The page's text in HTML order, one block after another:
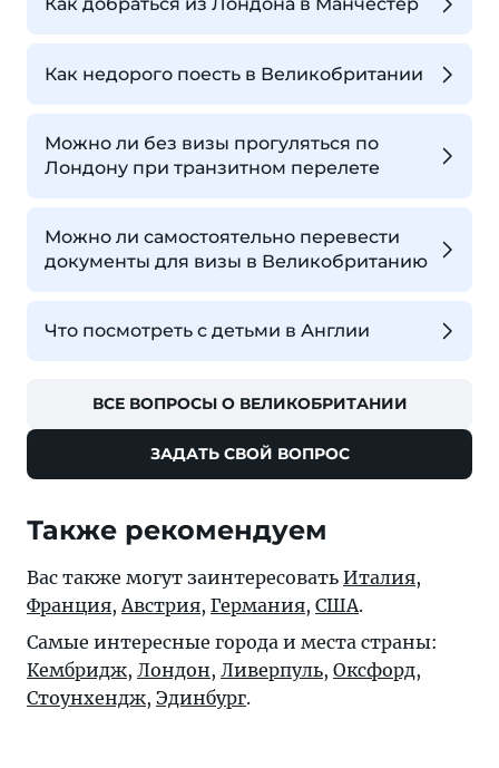
Как недорого поесть в Великобритании
Можно ли без визы прогуляться по
Лондону при транзитном перелете
Можно ли самостоятельно перевести
документы для визы в Великобританию
Что посмотреть с детьми в Англии
ВСЕ ВОПРОСЫ О ВЕЛИКОБРИТАНИИ
ЗАДАТЬ СВОЙ ВОПРОС
Также рекомендуем
Вас также могут заинтересовать Италия,
Франция,Австрия, Германия, США.
Самые интересные города и места страны:
Кембридж, Лондон, Ливерпуль, Оксфорд,
Стоунхендж, Эдинбург.